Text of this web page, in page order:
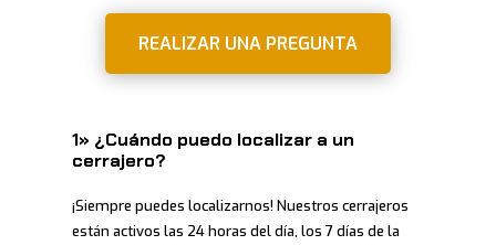
REALIZAR UNA PREGUNTA
1» ¿Cuándo puedo localizar a un
cerrajero?
¡Siempre puedes localizarnos! Nuestros cerrajeros
están activos las 24 horas del día, los 7 días de la